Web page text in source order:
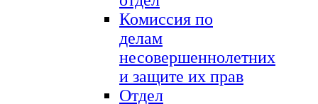
Комиссия по
делам
несовершеннолетних
и защите их прав
Отдел